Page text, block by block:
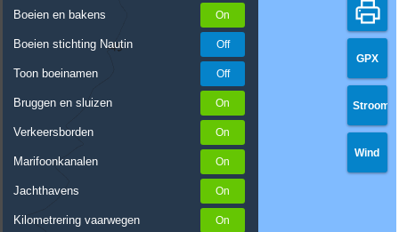
Boeien en bakens
Boeien stichting Nautin
Toon boeinamen
Bruggen en sluizen
Verkeersborden
Marifoonkanalen
Jachthavens
Kilometrering vaarwegen
GPX
Stroom
Wind